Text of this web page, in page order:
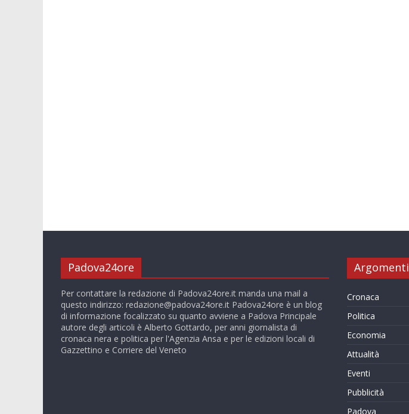
Padova24ore
Per contattare la redazione di Padova24ore.it manda una mail a
questo indirizzo: redazione@padova24ore.it Padova24ore è un blog
di informazione focalizzato su quanto avviene a Padova Principale
autore degli articoli è Alberto Gottardo, per anni giornalista di
cronaca nera e politica per l'Agenzia Ansa e per le edizioni locali di
Gazzettino e Corriere del Veneto
Argomenti
Cronaca
Politica
Economia
Attualità
Eventi
Pubblicità
Padova